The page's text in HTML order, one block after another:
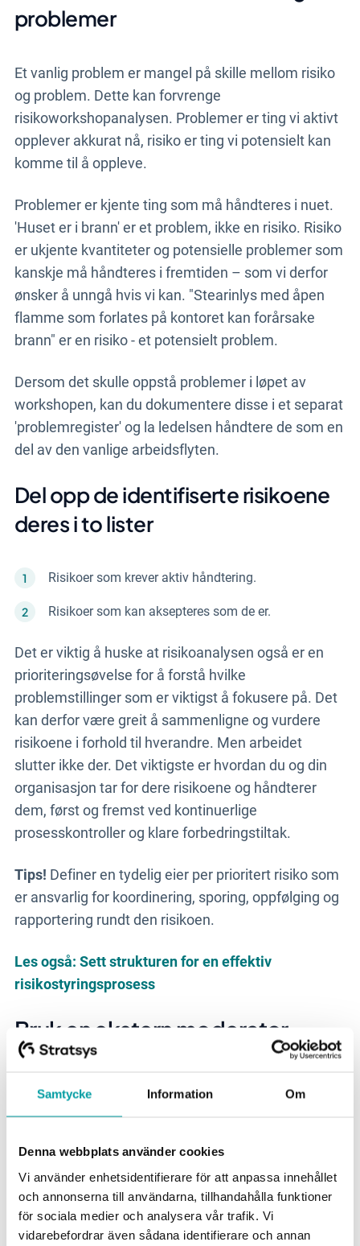
Samtycke Information Om
Denna webbplats använder cookies
Vi använder enhetsidentifierare för att anpassa innehållet
och annonserna till användarna, tillhandahålla funktioner
för sociala medier och analysera vår trafik. Vi
vidarebefordrar även sådana identifierare och annan
problemer
Et vanlig problem er mangel på skille mellom risiko
og problem. Dette kan forvrenge
risikoworkshopanalysen. Problemer er ting vi aktivt
opplever akkurat nå, risiko er ting vi potensielt kan
komme til å oppleve.
Problemer er kjente ting som må håndteres i nuet.
'Huset er i brann' er et problem, ikke en risiko. Risiko
er ukjente kvantiteter og potensielle problemer som
kanskje må håndteres i fremtiden – som vi derfor
ønsker å unngå hvis vi kan. "Stearinlys med åpen
flamme som forlates på kontoret kan forårsake
brann" er en risiko - et potensielt problem.
Dersom det skulle oppstå problemer i løpet av
workshopen, kan du dokumentere disse i et separat
'problemregister' og la ledelsen håndtere de som en
del av den vanlige arbeidsflyten.
Del opp de identifiserte risikoene
deres i to lister
Risikoer som krever aktiv håndtering.
Risikoer som kan aksepteres som de er.
Det er viktig å huske at risikoanalysen også er en
prioriteringsøvelse for å forstå hvilke
problemstillinger som er viktigst å fokusere på. Det
kan derfor være greit å sammenligne og vurdere
risikoene i forhold til hverandre. Men arbeidet
slutter ikke der. Det viktigste er hvordan du og din
organisasjon tar for dere risikoene og håndterer
dem, først og fremst ved kontinuerlige
prosesskontroller og klare forbedringstiltak.
Tips! Definer en tydelig eier per prioritert risiko som
er ansvarlig for koordinering, sporing, oppfølging og
rapportering rundt den risikoen.
Les også: Sett strukturen for en effektiv
risikostyringsprosess
Bruk en ekstern moderator
og du slipper den klassiske fellen hvor 'høyest
ansvarlig for å lede risikoworkshopen og
dokumentere resultatene. De trenger ikke å kunne
virksomheten deres, det er deltakernes rolle, men
de må stille spørsmål og utfordre deltakerne.